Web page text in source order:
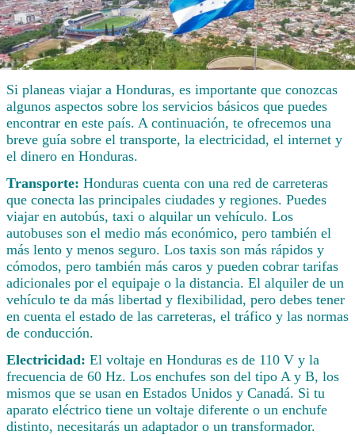
Si planeas viajar a Honduras, es importante que conozcas
algunos aspectos sobre los servicios básicos que puedes
encontrar en este país. A continuación, te ofrecemos una
breve guía sobre el transporte, la electricidad, el internet y
el dinero en Honduras.
Transporte: Honduras cuenta con una red de carreteras
que conecta las principales ciudades y regiones. Puedes
viajar en autobús, taxi o alquilar un vehículo. Los
autobuses son el medio más económico, pero también el
más lento y menos seguro. Los taxis son más rápidos y
cómodos, pero también más caros y pueden cobrar tarifas
adicionales por el equipaje o la distancia. El alquiler de un
vehículo te da más libertad y flexibilidad, pero debes tener
en cuenta el estado de las carreteras, el tráfico y las normas
de conducción.
Electricidad: El voltaje en Honduras es de 110 V y la
frecuencia de 60 Hz. Los enchufes son del tipo A y B, los
mismos que se usan en Estados Unidos y Canadá. Si tu
aparato eléctrico tiene un voltaje diferente o un enchufe
distinto, necesitarás un adaptador o un transformador.